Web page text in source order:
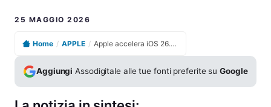
25 MAGGIO 2026
Home / APPLE / Apple accelera iOS 26.5.1 aggiornamento in arrivo con correzioni urgenti e miglioramenti di sicurezza
Aggiungi Assodigitale alle tue fonti preferite suGoogle